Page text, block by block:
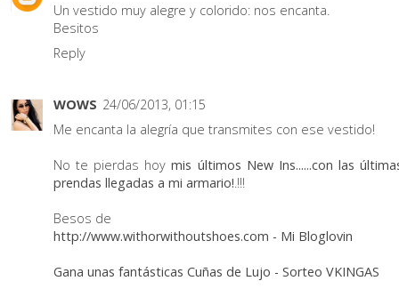
Un vestido muy alegre y colorido: nos encanta.
Besitos
Reply
WOWS 24/06/2013, 01:15
Me encanta la alegría que transmites con ese vestido!
No te pierdas hoymis últimos New Ins......con las
prendas llegadas a mi armario!.!!!
Besos de
http://www.withorwithoutshoes.com - Mi Bloglovin
Gana unas fantásticas Cuñas de Lujo - Sorteo VKINGAS